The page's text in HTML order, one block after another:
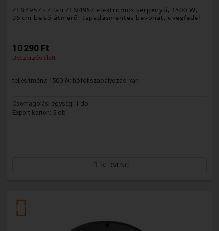
ZLN4957 - Zilan ZLN4957 elektromos serpenyő, 1500 W,
36 cm belső átmérő, tapadásmentes bevonat, üvegfedél
10 290 Ft
Beszerzés alatt
teljesítmény: 1500 W; hőfokszabályozás: van
Csomagolási egység: 1 db
Export karton: 5 db
KEDVENC
NEW